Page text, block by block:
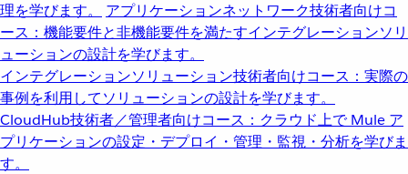
理を学びます。
アプリケーションネットワーク技術者向けコ
ース：機能要件と非機能要件を満たすインテグレーションソリ
ューションの設計を学びます。
インテグレーションソリューション技術者向けコース：実際の
事例を利用してソリューションの設計を学びます。
CloudHub技術者／管理者向けコース：クラウド上で Mule ア
プリケーションの設定・デプロイ・管理・監視・分析を学びま
す。